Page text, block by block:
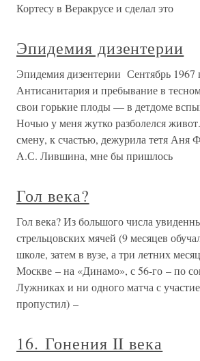
Кортесу в Веракрусе и сделал это
Эпидемия дизентерии
Эпидемия дизентерии Сентябрь 1967
Антисанитария и пребывание в
свои горькие плоды — в детдоме
Ночью у меня жутко разболелся
смену, к счастью, дежурила тетя Аня
А.С. Лившина, мне бы пришлось
Гол века?
Гол века? Из большого числа
стрельцовских мячей (9 месяцев
школе, затем в вузе, а три летних
Москве – на «Динамо», с 56-го – по
Лужниках и ни одного матча с
пропустил) –
16. Гонения II века